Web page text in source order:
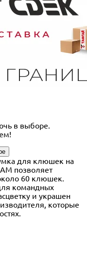
в выборе.
для клюшек на
позволяет
60 клюшек.
командных
и украшен
которые